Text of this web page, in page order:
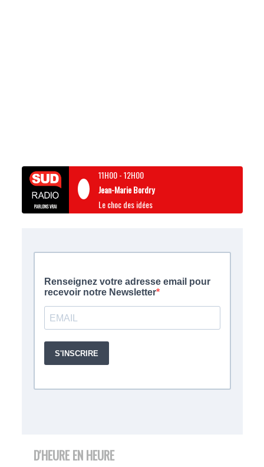
11H00-12H00
Jean-Marie Bordry
Le choc des idées
D'HEURE EN HEURE